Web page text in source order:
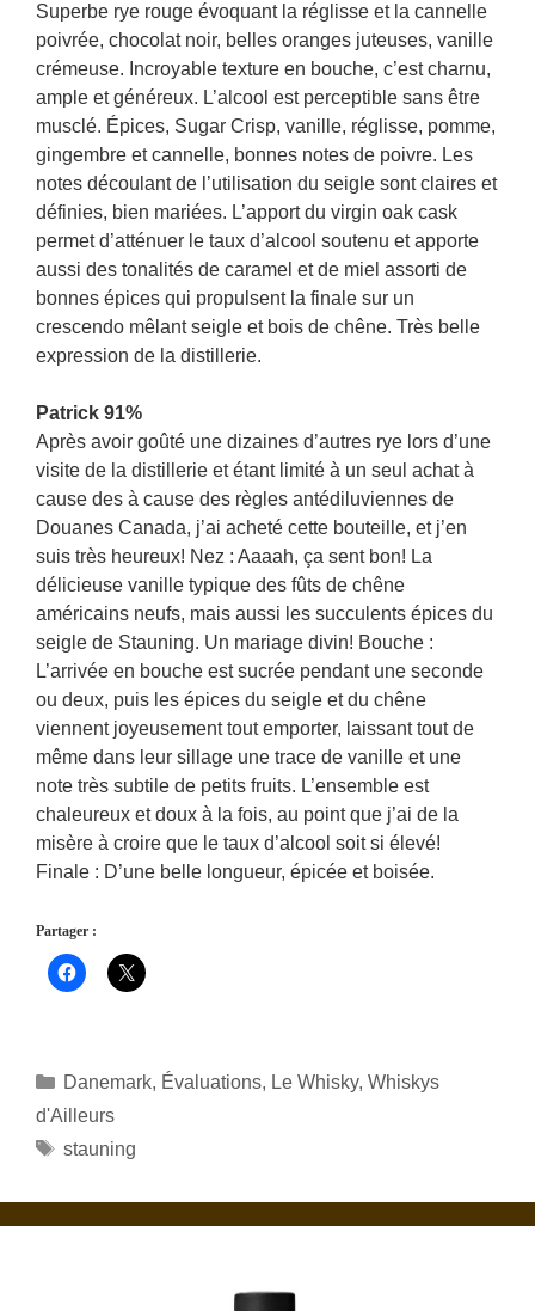
Superbe rye rouge évoquant la réglisse et la cannelle
poivrée, chocolat noir, belles oranges juteuses, vanille
crémeuse. Incroyable texture en bouche, c’est charnu,
ample et généreux. L’alcool est perceptible sans être
musclé. Épices, Sugar Crisp, vanille, réglisse, pomme,
gingembre et cannelle, bonnes notes de poivre. Les
notes découlant de l’utilisation du seigle sont claires et
définies, bien mariées. L’apport du virgin oak cask
permet d’atténuer le taux d’alcool soutenu et apporte
aussi des tonalités de caramel et de miel assorti de
bonnes épices qui propulsent la finale sur un
crescendo mêlant seigle et bois de chêne. Très belle
expression de la distillerie.
Patrick 91%
Après avoir goûté une dizaines d’autres rye lors d’une
visite de la distillerie et étant limité à un seul achat à
cause des à cause des règles antédiluviennes de
Douanes Canada, j’ai acheté cette bouteille, et j’en
suis très heureux! Nez : Aaaah, ça sent bon! La
délicieuse vanille typique des fûts de chêne
américains neufs, mais aussi les succulents épices du
seigle de Stauning. Un mariage divin! Bouche :
L’arrivée en bouche est sucrée pendant une seconde
ou deux, puis les épices du seigle et du chêne
viennent joyeusement tout emporter, laissant tout de
même dans leur sillage une trace de vanille et une
note très subtile de petits fruits. L’ensemble est
chaleureux et doux à la fois, au point que j’ai de la
misère à croire que le taux d’alcool soit si élevé!
Finale : D’une belle longueur, épicée et boisée.
Partager :
Catégories
Danemark, Évaluations, Le Whisky, Whiskys
d'Ailleurs
Étiquettes
stauning